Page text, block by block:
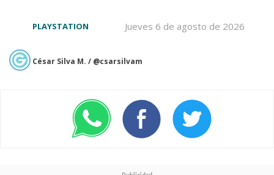
Jueves 6 de agosto de 2026
PLAYSTATION
César Silva M. / @csarsilvam